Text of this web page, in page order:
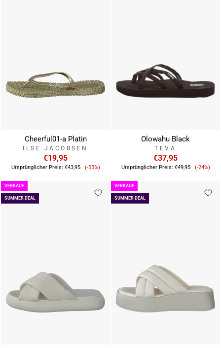
Cheerful01-a Platin
ILSE JACOBSEN
€19,95
Ursprünglicher Preis: €43,95 Verkaufspreis
(-55%)
Olowahu Black
TEVA
€37,95
Ursprünglicher Preis: €49,95 (-24%)
SUMMER DEAL
VERKAUF
SUMMER DEAL
VERKAUF